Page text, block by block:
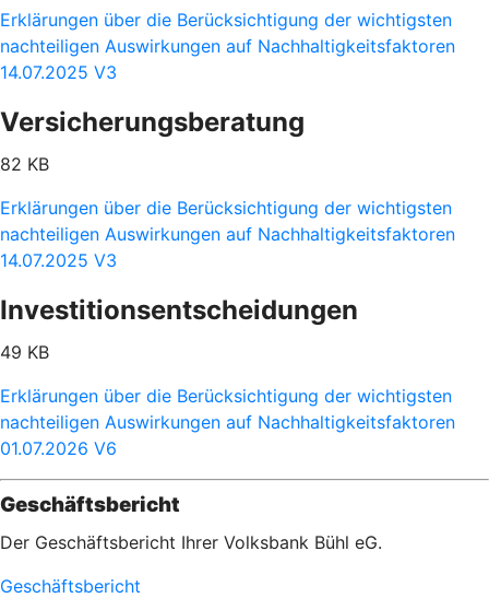
Erklärungen über die Berücksichtigung der wichtigsten
nachteiligen Auswirkungen auf Nachhaltigkeitsfaktoren
14.07.2025 V3
Versicherungsberatung
82 KB
Erklärungen über die Berücksichtigung der wichtigsten
nachteiligen Auswirkungen auf Nachhaltigkeitsfaktoren
14.07.2025 V3
Investitionsentscheidungen
49 KB
Erklärungen über die Berücksichtigung der wichtigsten
nachteiligen Auswirkungen auf Nachhaltigkeitsfaktoren
01.07.2026 V6
Geschäftsbericht
Der Geschäftsbericht Ihrer Volksbank Bühl eG.
Geschäftsbericht